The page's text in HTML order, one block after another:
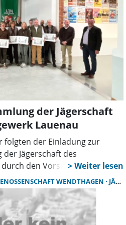
der Jägerschaft
Lauenau
folgten der Einladung zur
Jägerschaft des
den Vorsitzenden Sven
das erste Jahr seiner
Die Kreisdezernentin des
Stüdemann
Jörg Farr. Sie erklärte,
WENDTHAGEN JÄGER